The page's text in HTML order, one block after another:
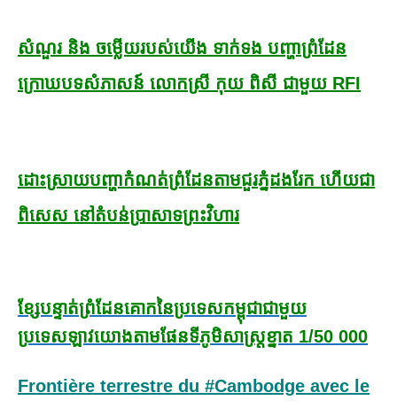
សំណួរ និង ចម្លើយរបស់យើង ទាក់ទង បញ្ហាព្រំដែន
ក្រោឃបទសំភាសន៍ លោកស្រី កុយ ពិសី ជាមួយ RFI
ដោះស្រាយបញ្ហាកំណត់ព្រំដែនតាមជួរភ្នំដងរែក ហើយជា
ពិសេស នៅតំបន់ប្រាសាទព្រះវិហារ
ខ្សែបន្ទាត់ព្រំដែនគោកនៃប្រទេសកម្ពុជាជាមួយ
ប្រទេសឡាវយោងតាមផែនទីភូមិសាស្ត្រខ្នាត 1/50 000
Frontière terrestre du #Cambodge avec le